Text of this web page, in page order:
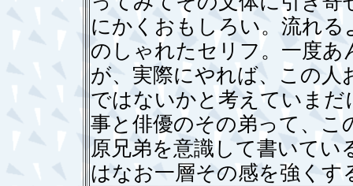
にかくおもしろい。流れる
のしゃれたセリフ。一度
が、実際にやれば、この
ではないかと考えていまだ
事と俳優のその弟って、こ
原兄弟を意識して書いてい
はなお一層その感を強くす